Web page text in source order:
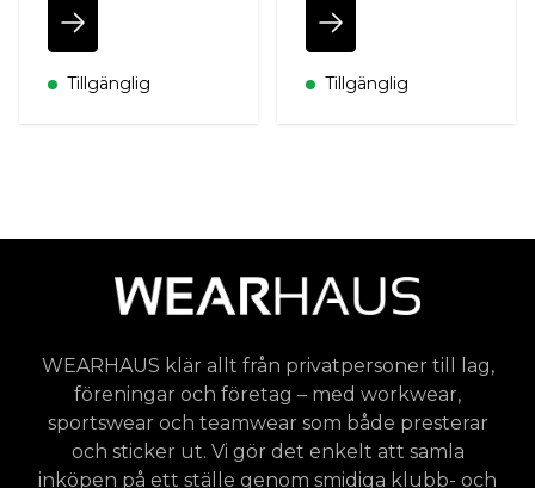
Tillgänglig Tillgänglig
WEARHAUS klär allt från privatpersoner till lag,
föreningar och företag – med workwear,
sportswear och teamwear som både presterar
och sticker ut. Vi gör det enkelt att samla
inköpen på ett ställe genom smidiga klubb- och